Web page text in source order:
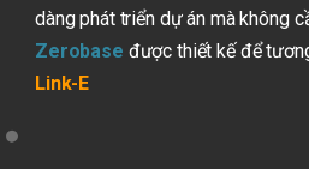
dàng phát triển dự án mà không
Zerobase được thiết kế để
Link-E